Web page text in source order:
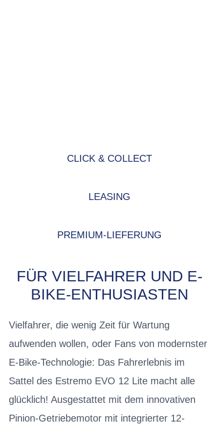
CLICK & COLLECT
LEASING
PREMIUM-LIEFERUNG
FÜR VIELFAHRER UND E-
BIKE-ENTHUSIASTEN
Vielfahrer, die wenig Zeit für Wartung
aufwenden wollen, oder Fans von modernster
E-Bike-Technologie: Das Fahrerlebnis im
Sattel des Estremo EVO 12 Lite macht alle
glücklich! Ausgestattet mit dem innovativen
Pinion-Getriebemotor mit integrierter 12-